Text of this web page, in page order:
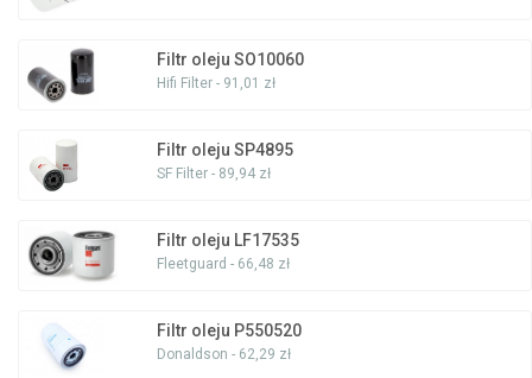
Filtr oleju SO10060
Hifi Filter - 91,01 zł
Filtr oleju SP4895
SF Filter - 89,94 zł
Filtr oleju LF17535
Fleetguard - 66,48 zł
Filtr oleju P550520
Donaldson - 62,29 zł